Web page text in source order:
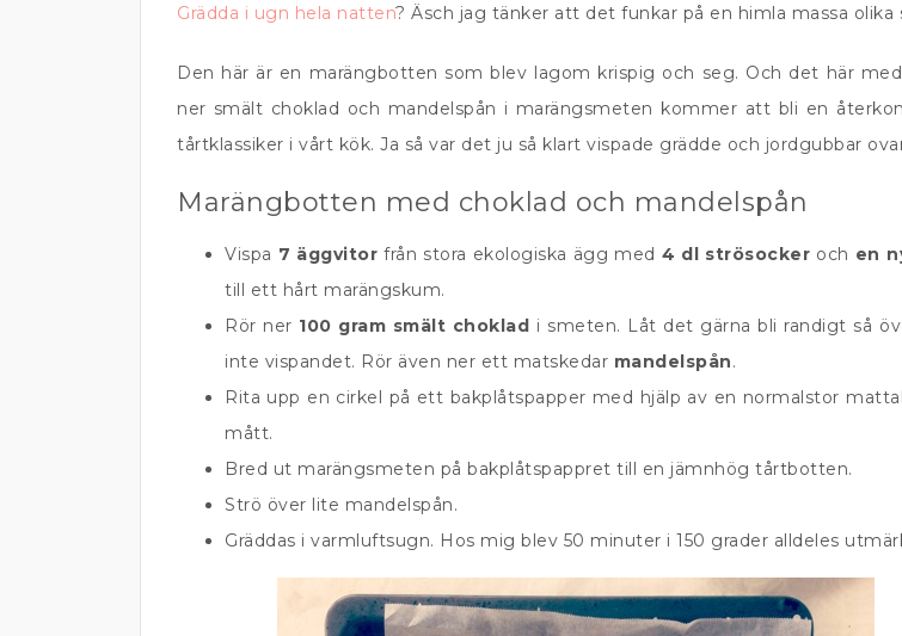
Grädda i ugn hela natten? Äsch jag tänker att det funkar på en himla massa olika
Den här är en marängbotten som blev lagom krispig och seg. Och det här
ner smält choklad och mandelspån i marängsmeten kommer att bli en
tårtklassiker i vårt kök. Ja så var det ju så klart vispade grädde och jordgubbar
Marängbotten med choklad och mandelspån
Vispa 7 äggvitor från stora ekologiska ägg med 4 dl strösocker och en
till ett hårt marängskum.
Rör ner 100 gram smält choklad i smeten. Låt det gärna bli randigt så
inte vispandet. Rör även ner ett matskedar mandelspån.
Rita upp en cirkel på ett bakplåtspapper med hjälp av en normalstor
mått.
Bred ut marängsmeten på bakplåtspappret till en jämnhög tårtbotten.
Strö över lite mandelspån.
Gräddas i varmluftsugn. Hos mig blev 50 minuter i 150 grader alldeles